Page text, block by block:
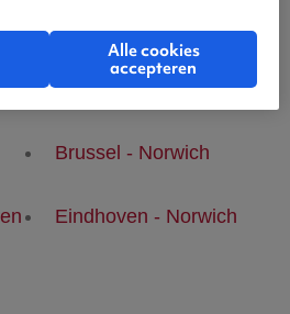
Brussel - Norwich
Eindhoven - Norwich
Alle cookies
accepteren